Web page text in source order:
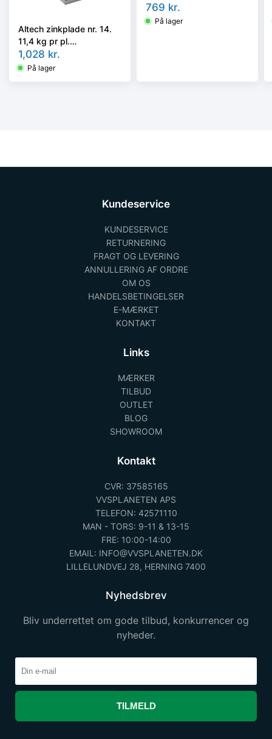
Altech zinkplade nr. 14.
11,4 kg pr pl.
0,80x1000x2000 mm.
Ca. 22 pl/ram. 251 kg. -
1,028 kr.
På lager
0,65x1000x2000 mm.
Blank. Ca. 27 pl/ram.
769 kr.
På lager
Kundeservice
KUNDESERVICE
RETURNERING
FRAGT OG LEVERING
ANNULLERING AF ORDRE
OM OS
HANDELSBETINGELSER
E-MÆRKET
KONTAKT
Links
MÆRKER
TILBUD
OUTLET
BLOG
SHOWROOM
Kontakt
CVR: 37585165
VVSPLANETEN APS
TELEFON: 42571110
MAN - TORS: 9-11 & 13-15
FRE: 10:00-14:00
EMAIL: INFO@VVSPLANETEN.DK
LILLELUNDVEJ 28, HERNING 7400
Nyhedsbrev
Bliv underrettet om gode tilbud, konkurrencer og
nyheder.
TILMELD